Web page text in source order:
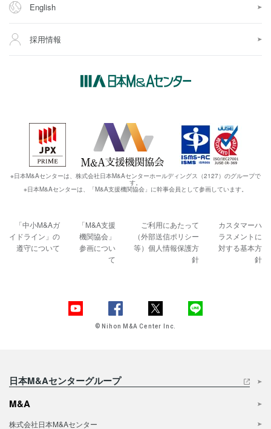
English
採用情報
※日本M&Aセンターは、株式会社日本M&Aセンターホールディングス（2127）のグループで
す。
※日本M&Aセンターは、「M&A支援機関協会」に幹事会員として参画しています。
「中小M&Aガ
イドライン」の
遵守について
「M&A支援
機関協会」
参画につい
て
ご利用にあたって
（外部送信ポリシー
等）個人情報保護方
針
カスタマーハ
ラスメントに
対する基本方
針
© Nihon M&A Center Inc.
日本M&Aセンターグループ
M&A
株式会社日本M&Aセンター